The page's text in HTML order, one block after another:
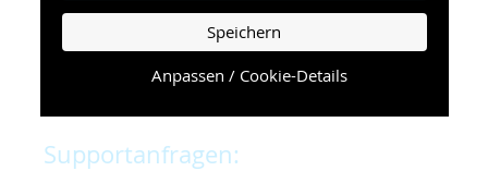
Speichern
Anpassen / Cookie-Details
Die schnellste Hilfe finden Sie auf unserer
Seite, die die häufig gestellten Fragen
Supportanfragen: